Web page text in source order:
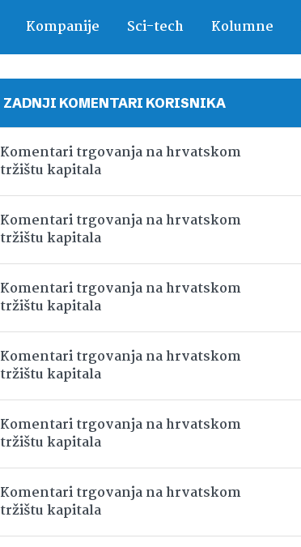
Kompanije Sci-tech Kolumne
ZADNJI KOMENTARI KORISNIKA
Komentari trgovanja na hrvatskom
tržištu kapitala
Komentari trgovanja na hrvatskom
tržištu kapitala
Komentari trgovanja na hrvatskom
tržištu kapitala
Komentari trgovanja na hrvatskom
tržištu kapitala
Komentari trgovanja na hrvatskom
tržištu kapitala
Komentari trgovanja na hrvatskom
tržištu kapitala